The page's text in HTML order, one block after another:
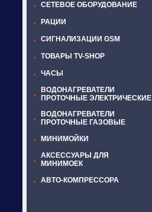
СЕТЕВОЕ ОБОРУДОВАНИЕ
РАЦИИ
СИГНАЛИЗАЦИИ GSM
ТОВАРЫ TV-SHOP
ЧАСЫ
ВОДОНАГРЕВАТЕЛИ
ПРОТОЧНЫЕ ЭЛЕКТРИЧЕСКИЕ
ВОДОНАГРЕВАТЕЛИ
ПРОТОЧНЫЕ ГАЗОВЫЕ
МИНИМОЙКИ
АКСЕССУАРЫ ДЛЯ
МИНИМОЕК
АВТО-КОМПРЕССОРА